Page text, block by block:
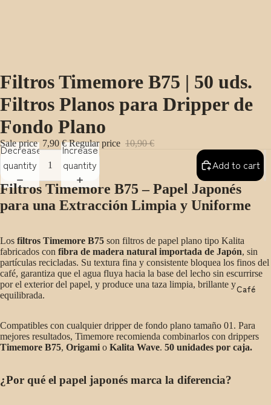
Café
Filtros Timemore B75 | 50 uds.
Filtros Planos para Dripper de
Fondo Plano
Sale price 7,90 € Regular price 10,90 €
Decrease
quantity
Increase
quantity
Add to cart
Filtros Timemore B75 – Papel Japonés
para una Extracción Limpia y Uniforme
Los filtros Timemore B75 son filtros de papel plano tipo Kalita
fabricados con fibra de madera natural importada de Japón, sin
partículas recicladas. Su textura fina y consistente bloquea los finos del
café, garantiza que el agua fluya hacia la base del lecho sin escurrirse
por el exterior del papel, y produce una taza limpia, brillante y
equilibrada.
Compatibles con cualquier dripper de fondo plano tamaño 01. Para
mejores resultados, Timemore recomienda combinarlos con drippers
Timemore B75, Origami o Kalita Wave. 50 unidades por caja.
¿Por qué el papel japonés marca la diferencia?